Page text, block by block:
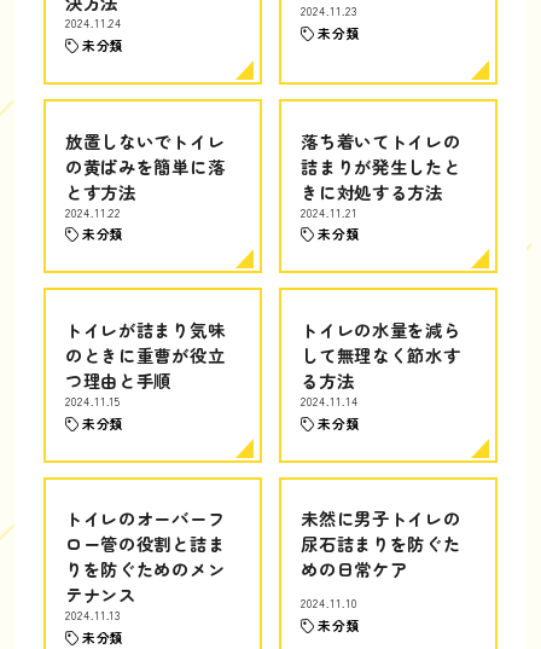
2024.11.24
未分類
2024.11.23
未分類
放置しないでトイレ
の黄ばみを簡単に落
とす方法
2024.11.22
未分類
落ち着いてトイレの
詰まりが発生したと
きに対処する方法
2024.11.21
未分類
トイレが詰まり気味
のときに重曹が役立
つ理由と手順
2024.11.15
未分類
トイレの水量を減ら
して無理なく節水す
る方法
2024.11.14
未分類
トイレのオーバーフ
ロー管の役割と詰ま
りを防ぐためのメン
テナンス
2024.11.13
未分類
未然に男子トイレの
尿石詰まりを防ぐた
めの日常ケア
2024.11.10
未分類